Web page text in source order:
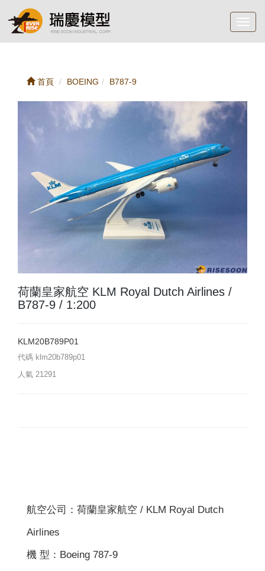
首頁 BOEING B787-9
荷蘭皇家航空 KLM Royal Dutch Airlines /
B787-9 / 1:200
KLM20B789P01
代碼 klm20b789p01
人氣 21291
航空公司：荷蘭皇家航空 / KLM Royal Dutch
Airlines
機 型：Boeing 787-9